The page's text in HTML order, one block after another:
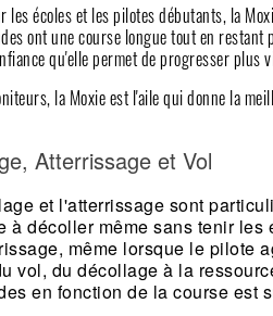
les écoles et les pilotes débutants, la
ont une course longue tout en
qu'elle permet de progresser plus
la Moxie est l'aile qui donne la
Atterrissage et Vol
et l'atterrissage sont
à décoller même sans tenir
même lorsque le pilote
vol, du décollage à la
en fonction de la course est